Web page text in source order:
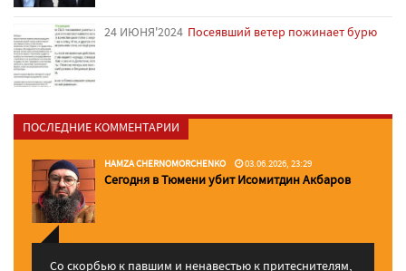
24 ИЮНЯ'2024 Посеявший ветер пожинает бурю
ПОСЛЕДНИЕ КОММЕНТАРИИ
HAMZA CHERNOMORCHENKO 03.06.2026, 23:29
Сегодня в Тюмени убит Исомитдин Акбаров
Со скорбью к павшим и ненавестью к притеснителям,